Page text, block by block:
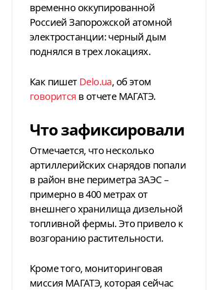
временно оккупированной
Россией Запорожской атомной
электростанции: черный дым
поднялся в трех локациях.
Как пишет Delo.ua, об этом
говорится в отчете МАГАТЭ.
Что зафиксировали
Отмечается, что несколько
артиллерийских снарядов попали
в район вне периметра ЗАЭС –
примерно в 400 метрах от
внешнего хранилища дизельной
топливной фермы. Это привело к
возгоранию растительности.
Кроме того, мониторинговая
миссия МАГАТЭ, которая сейчас